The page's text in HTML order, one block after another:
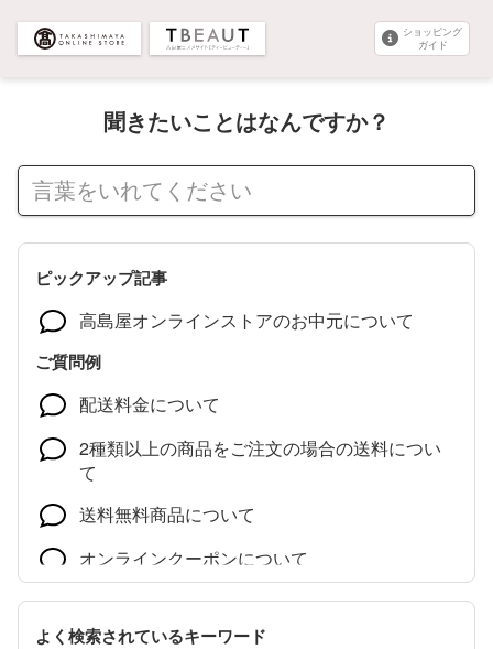
ショッピング
ガイド
聞きたいことはなんですか？
ピックアップ記事
高島屋オンラインストアのお中元について
ご質問例
配送料金について
2種類以上の商品をご注文の場合の送料につい
て
送料無料商品について
オンラインクーポンについて
ログインできない
よく検索されているキーワード